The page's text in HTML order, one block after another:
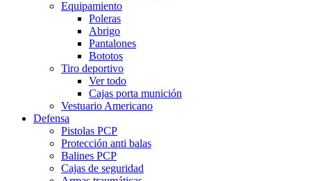
Equipamiento
Poleras
Abrigo
Pantalones
Bototos
Tiro deportivo
Ver todo
Cajas porta munición
Vestuario Americano
Defensa
Pistolas PCP
Protección anti balas
Balines PCP
Cajas de seguridad